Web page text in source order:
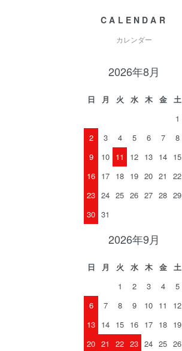
CALENDAR
カレンダー
2026年8月
日 月 火 水 木 金
土
1
2
3 4 5 6 7
8
9
10 11 12 13 14 15
16 17 18 19 20 21
22
23 24 25 26 27 28 29
30 31
2026年9月
日 月 火 水 木 金
土
1
2 3 4
5
6
7 8 9 10 11
12
13 14 15 16 17 18 19
20 21 22 23 24 25 26